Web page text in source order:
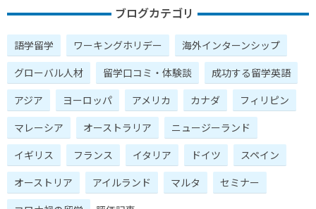
ブログカテゴリ
語学留学 ワーキングホリデー
海外インターンシップ
グローバル人材
留学口コミ・体験談
成功する留学英語
アジア
ヨーロッパ アメリカ カナダ
フィリピン
マレーシア
オーストラリア
ニュージーランド
イギリス
フランス イタリア ドイツ
スペイン
オーストリア
アイルランド マルタ
セミナー